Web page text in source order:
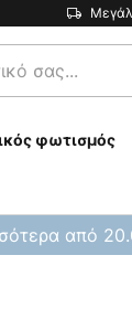
φωτισμός
από